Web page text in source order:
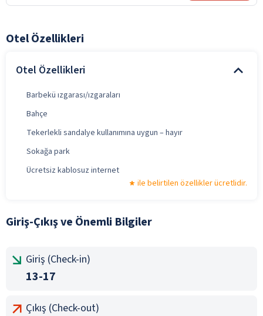
Otel Özellikleri
Otel Özellikleri
Barbekü ızgarası/ızgaraları
Bahçe
Tekerlekli sandalye kullanımına uygun – hayır
Sokağa park
Ücretsiz kablosuz internet
ile belirtilen özellikler ücretlidir.
Giriş-Çıkış ve Önemli Bilgiler
Giriş (Check-in)
13-17
Çıkış (Check-out)